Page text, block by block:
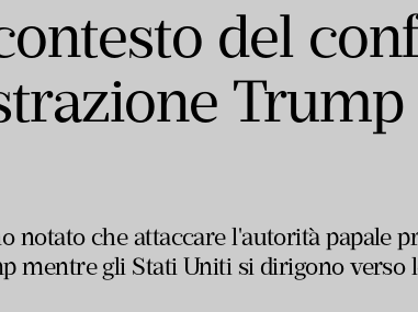
del
Trump
notato che attaccare l'autorità papale
mentre gli Stati Uniti si dirigono verso